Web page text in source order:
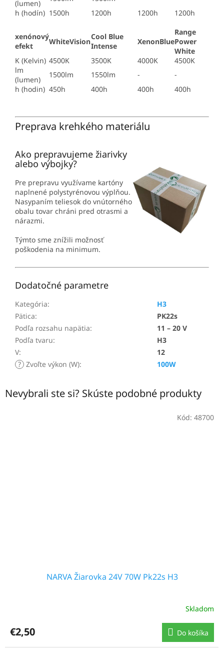
(lumen)
h (hodín) 1500h 1200h 1200h 1200h
xenónový
efekt
WhiteVision
Cool Blue
Intense
XenonBlue
Range
Power
White
K (Kelvin) 4500K 3500K 4000K
4500K
lm
(lumen)
1500lm 1550lm -
-
h (hodin) 450h 400h 400h 400h
Preprava krehkého materiálu
Ako prepravujeme žiarivky
alebo výbojky?
Pre prepravu využívame kartóny
naplnené polystyrénovou výplňou.
Nasypaním teliesok do vnútorného
obalu tovar chráni pred otrasmi a
nárazmi.
Týmto sme znížili možnosť
poškodenia na minimum.
Dodatočné parametre
Kategória:
H3
Pätica:
PK22s
Podľa rozsahu napätia:
11 – 20 V
Podľa tvaru:
H3
V:
12
? Zvoľte výkon (W): 100W
Nevybrali ste si? Skúste podobné produkty
NARVA Žiarovka 24V 70W Pk22s H3
Skladom
€2,50 Do košíka
Kód: 48700